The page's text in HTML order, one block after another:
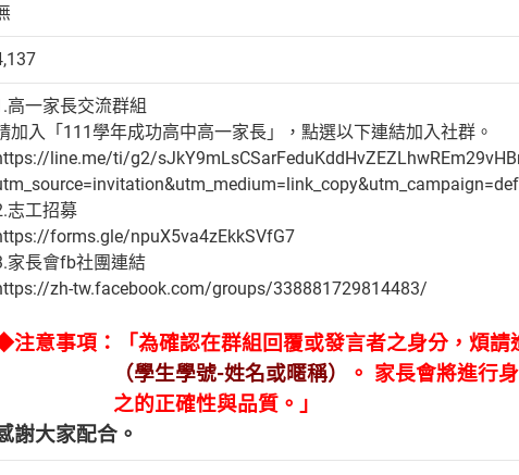
高一家長交流群組
加入「111學年成功高中高一家長」，點選以下連結加入社群。
line.me/ti/g2/
志工招募
forms.gle/npuX5va4zEkkSVfG7
家長會fb社團連結
zh-tw.facebook.com/groups/338881729814483/
注意事項：「為確認在群組回覆或發言者之身分，煩請
（學生學號-姓名或暱稱）
。 家長會將進行
之的正確性與品質。」
謝大家配合。